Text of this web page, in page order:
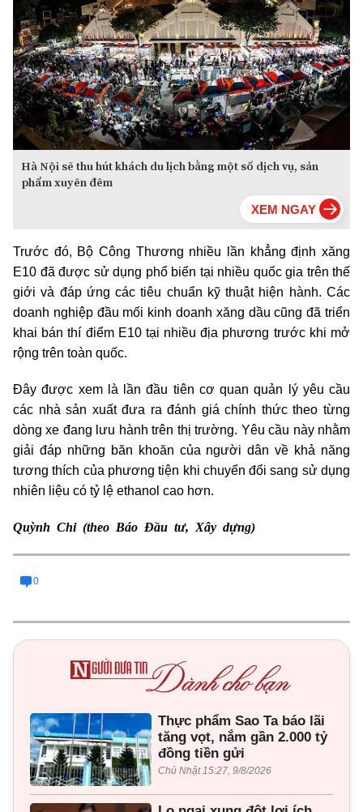
Hà Nội sẽ thu hút khách du lịch bằng một số dịch vụ, sản
phẩm xuyên đêm
Trước đó, Bộ Công Thương nhiều lần khẳng định xăng
E10 đã được sử dụng phổ biến tại nhiều quốc gia trên thế
giới và đáp ứng các tiêu chuẩn kỹ thuật hiện hành. Các
doanh nghiệp đầu mối kinh doanh xăng dầu cũng đã triển
khai bán thí điểm E10 tại nhiều địa phương trước khi mở
rộng trên toàn quốc.
Đây được xem là lần đầu tiên cơ quan quản lý yêu cầu
các nhà sản xuất đưa ra đánh giá chính thức theo từng
dòng xe đang lưu hành trên thị trường. Yêu cầu này nhằm
giải đáp những băn khoăn của người dân về khả năng
tương thích của phương tiện khi chuyển đổi sang sử dụng
nhiên liệu có tỷ lệ ethanol cao hơn.
Quỳnh Chi (theo Báo Đầu tư, Xây dựng)
0
Thực phẩm Sao Ta báo lãi
tăng vọt, nắm gần 2.000 tỷ
đồng tiền gửi
Chủ Nhật 15:27, 9/8/2026